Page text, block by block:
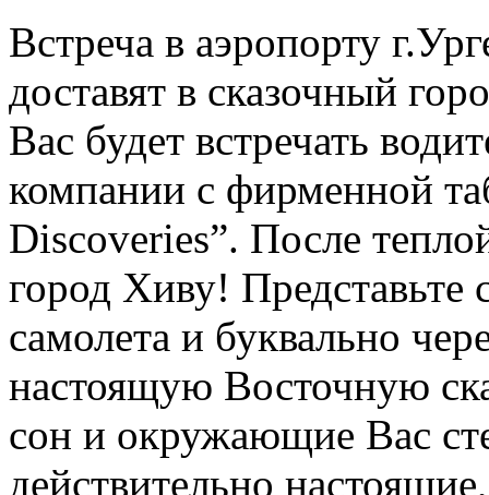
Встреча в аэропорту
доставят в сказочный
Вас будет встречать
компании с фирменной
Discoveries”. После
город Хиву! Представьте
самолета и буквально
настоящую Восточную
сон и окружающие Вас
действительно